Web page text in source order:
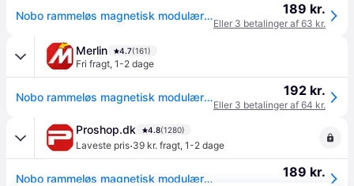
Nobo rammeløs magnetisk modulær whiteboard 60x45cm 189 kr.
Eller 3 betalinger af 63 kr.
Merlin 4.7(161)
Fri fragt, 1-2 dage
Nobo rammeløs magnetisk modulær whiteboard 60x45cm 192 kr.
Eller 3 betalinger af 64 kr.
Proshop.dk 4.8(1280)
Laveste pris·39 kr. fragt, 1-2 dage
Nobo rammeløs magnetisk modulær whiteboard 60x45cm 189 kr.